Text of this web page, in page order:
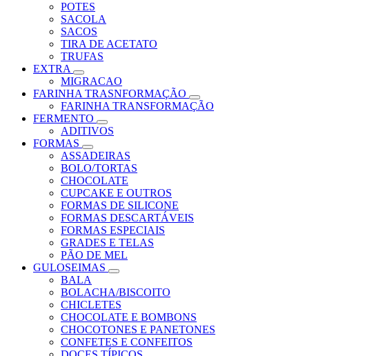
POTES
SACOLA
SACOS
TIRA DE ACETATO
TRUFAS
EXTRA
MIGRACAO
FARINHA TRASNFORMAÇÃO
FARINHA TRANSFORMAÇÃO
FERMENTO
ADITIVOS
FORMAS
ASSADEIRAS
BOLO/TORTAS
CHOCOLATE
CUPCAKE E OUTROS
FORMAS DE SILICONE
FORMAS DESCARTÁVEIS
FORMAS ESPECIAIS
GRADES E TELAS
PÃO DE MEL
GULOSEIMAS
BALA
BOLACHA/BISCOITO
CHICLETES
CHOCOLATE E BOMBONS
CHOCOTONES E PANETONES
CONFETES E CONFEITOS